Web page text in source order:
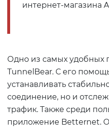
интернет-магазина
Одно из самых
TunnelBear. С его
устанавливать
соединение, но и
трафик. Также среди
приложение Betternet.